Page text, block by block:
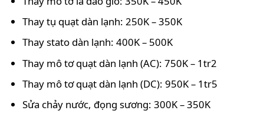
Thay tụ quạt dàn lạnh: 250K – 350K
Thay stato dàn lạnh: 400K – 500K
Thay mô tơ quạt dàn lạnh (AC): 750K – 1tr2
Thay mô tơ quạt dàn lạnh (DC): 950K – 1tr5
Sửa chảy nước, đọng sương: 300K – 350K